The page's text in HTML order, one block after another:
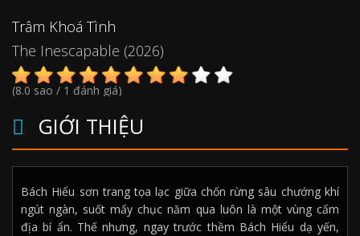
Trâm Khoá Tình
The Inescapable (2026)
(8.0 sao / 1 đánh giá)
GIỚI THIỆU
Bách Hiểu sơn trang tọa lạc giữa chốn rừng sâu chướng khí
ngút ngàn, suốt mấy chục năm qua luôn là một vùng cấm
địa bí ẩn. Thế nhưng, ngay trước thềm Bách Hiểu dạ yến,